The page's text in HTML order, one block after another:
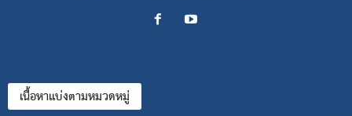
เนื้อหาแบ่งตามหมวดหมู่